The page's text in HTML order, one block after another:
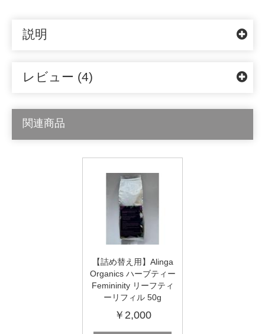
説明
レビュー (4)
関連商品
【詰め替え用】Alinga
Organics ハーブティー
Femininity リーフティ
ーリフィル 50g
￥2,000